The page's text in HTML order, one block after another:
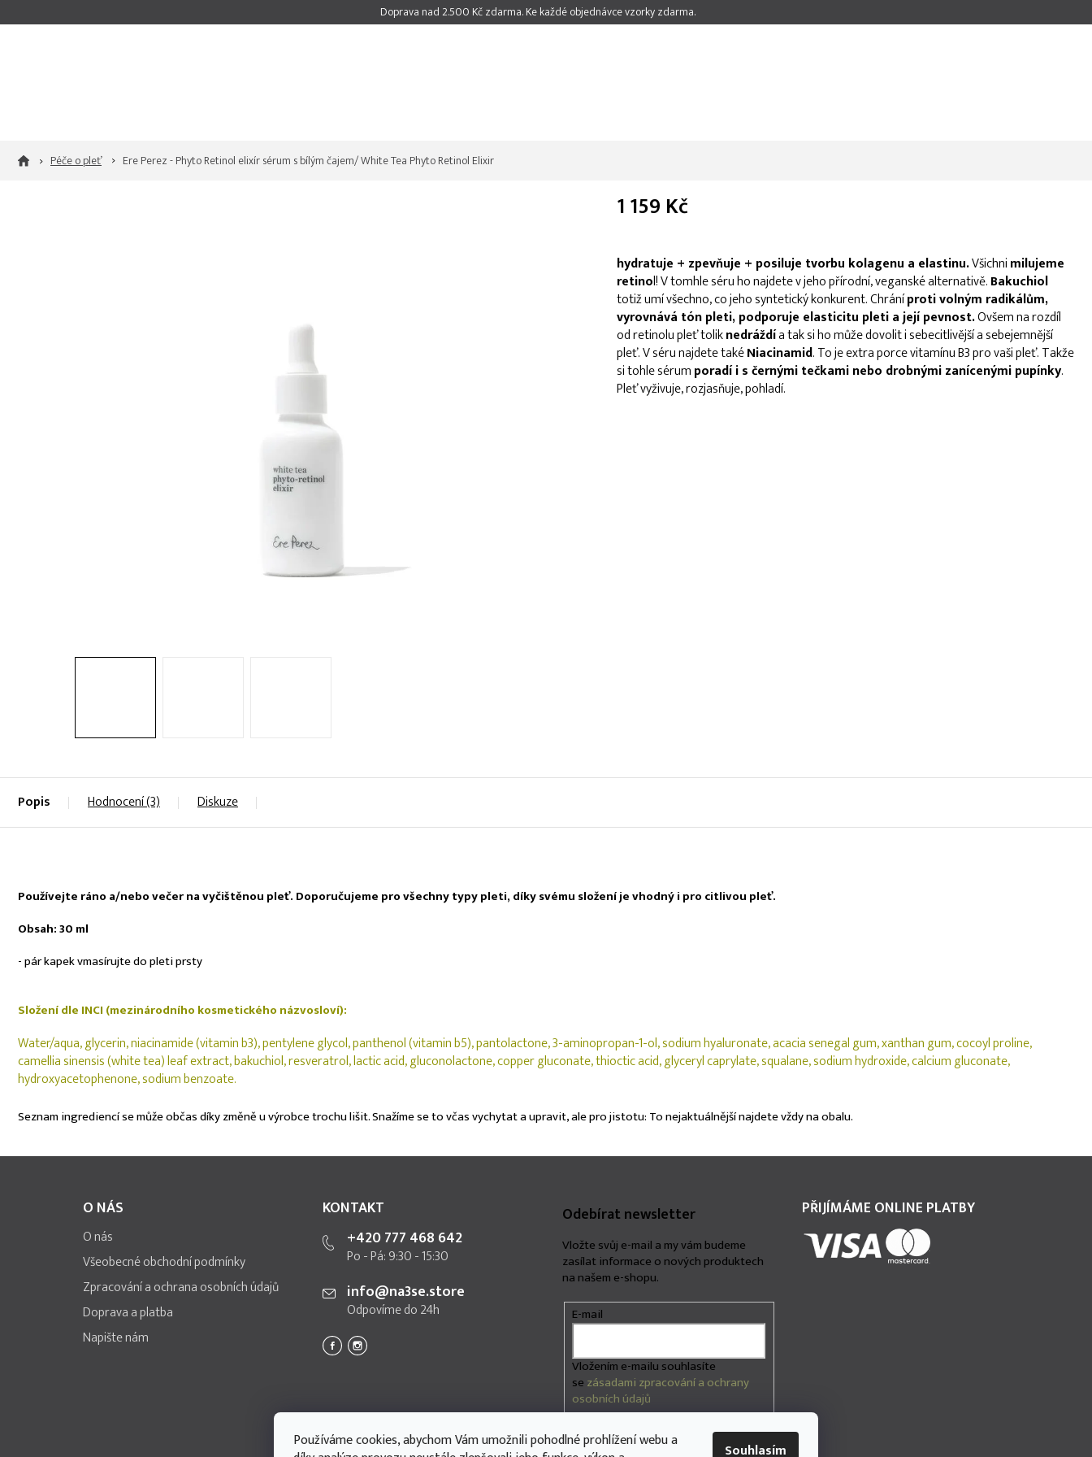
Používáme cookies, abychom Vám umožnili pohodlné prohlížení webu a
Souhlasím
na
Doprava nad 2.500 Kč zdarma. Ke každé objednávce vzorky zdarma.
Péče o pleť Ere Perez - Phyto Retinol elixír sérum s bílým čajem/ White Tea Phyto Retinol Elixir
1 159 Kč
hydratuje + zpevňuje + posiluje tvorbu kolagenu a elastinu.Všichnimilujeme
retinol! V tomhle séru ho najdete v jeho přírodní, veganské alternativě.Bakuchiol
totiž umí všechno, co jeho syntetický konkurent. Chráníproti volným radikálům,
vyrovnává tón pleti, podporuje elasticitu pleti a její pevnost.Ovšem na rozdíl
od retinolu pleť toliknedráždía tak si ho může dovolit i sebecitlivější a sebejemnější
pleť. V séru najdete takéNiacinamid. To je extra porce vitamínu B3 pro vaši pleť. Takže
si tohle sérumporadí i s černými tečkami nebo drobnými zanícenými pupínky.
Pleť vyživuje, rozjasňuje, pohladí.
Popis Hodnocení (3) Diskuze
Používejte ráno a/nebo večer na vyčištěnou pleť. Doporučujeme pro všechny typy pleti, díky svému složení je vhodný i pro citlivou pleť.
Obsah: 30 ml
- pár kapek vmasírujte do pleti prsty
Složení dle INCI (mezinárodního kosmetického názvosloví):
Water/aqua, glycerin, niacinamide (vitamin b3), pentylene glycol, panthenol (vitamin b5), pantolactone, 3-aminopropan-1-ol, sodium hyaluronate, acacia senegal gum, xanthan gum, cocoyl proline,
camellia sinensis (white tea) leaf extract, bakuchiol, resveratrol, lactic acid, gluconolactone, copper gluconate, thioctic acid, glyceryl caprylate, squalane, sodium hydroxide, calcium gluconate,
hydroxyacetophenone, sodium benzoate.
Seznam ingrediencí se může občas díky změně u výrobce trochu lišit. Snažíme se to včas vychytat a upravit, ale pro jistotu: To nejaktuálnější najdete vždy na obalu.
Z
O NÁS
O nás
Všeobecné obchodní podmínky
Zpracování a ochrana osobních údajů
Doprava a platba
Napište nám
KONTAKT
+420 777 468 642
Po - Pá: 9:30 - 15:30
info@na3se.store
Odpovíme do 24h
Odebírat newsletter
Vložte svůj e-mail a my vám budeme
zasílat informace o nových produktech
na našem e-shopu.
E-mail
Vložením e-mailu souhlasíte
se zásadami zpracování a ochrany
osobních údajů
Přihlásit se
PŘIJÍMÁME ONLINE PLATBY